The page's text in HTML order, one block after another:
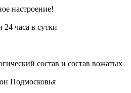
настроение!
24 часа в сутки
состав и состав вожатых
Подмосковья